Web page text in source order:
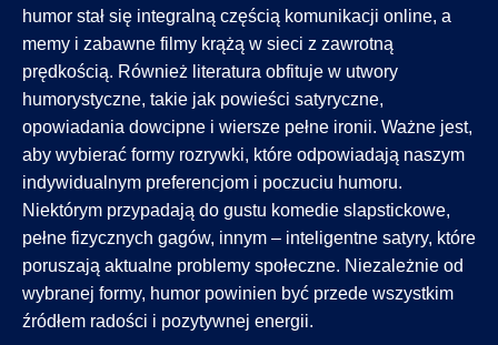
humor stał się integralną częścią komunikacji online, a
memy i zabawne filmy krążą w sieci z zawrotną
prędkością. Również literatura obfituje w utwory
humorystyczne, takie jak powieści satyryczne,
opowiadania dowcipne i wiersze pełne ironii. Ważne jest,
aby wybierać formy rozrywki, które odpowiadają naszym
indywidualnym preferencjom i poczuciu humoru.
Niektórym przypadają do gustu komedie slapstickowe,
pełne fizycznych gagów, innym – inteligentne satyry, które
poruszają aktualne problemy społeczne. Niezależnie od
wybranej formy, humor powinien być przede wszystkim
źródłem radości i pozytywnej energii.